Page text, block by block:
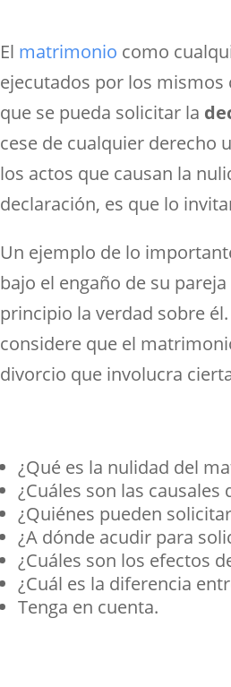
El matrimonio como
ejecutados por los mismos
que se pueda solicitar la
cese de cualquier derecho
los actos que causan la
declaración, es que lo
Un ejemplo de lo
bajo el engaño de su
principio la verdad sobre
considere que el
divorcio que involucra
¿Qué es la nulidad del
¿Cuáles son las
¿Quiénes pueden
¿A dónde acudir para
¿Cuáles son los efectos
¿Cuál es la diferencia
Tenga en cuenta.